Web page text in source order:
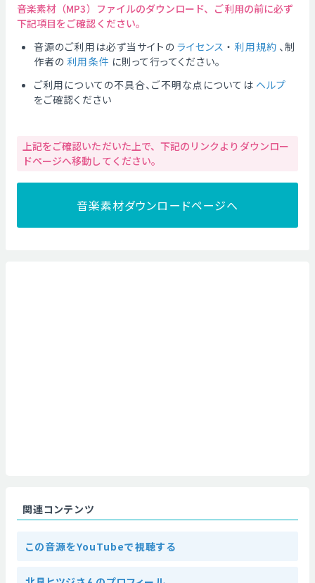
音楽素材（MP3）ファイルのダウンロード、ご利用の前に必ず
下記項目をご確認ください。
音源のご利用は必ず当サイトの ライセンス ・ 利用規約 、制
作者の 利用条件 に則って行ってください。
ご利用についての不具合、ご不明な点については ヘルプ
をご確認ください
上記をご確認いただいた上で、下記のリンクよりダウンロー
ドページへ移動してください。
音楽素材ダウンロードページへ
関連コンテンツ
この音源をYouTubeで視聴する